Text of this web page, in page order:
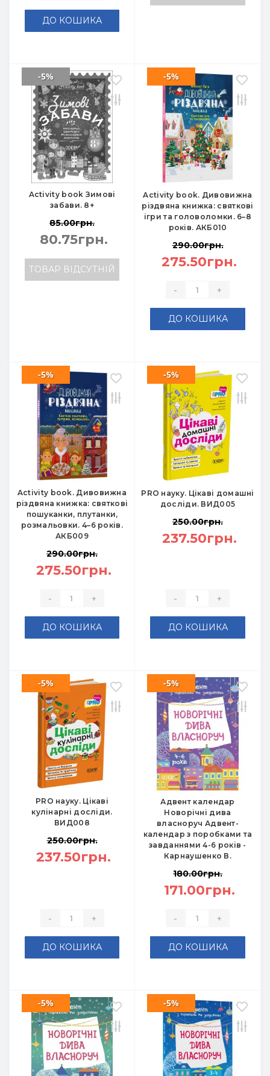
ДО КОШИКА
Activity book Зимові
забави. 8+
-5%
85.00грн.
80.75грн.
ТОВАР ВІДСУТНІЙ
Activity book. Дивовижна
різдвяна книжка: святкові
ігри та головоломки. 6–8
років. АКБ010
-5%
290.00грн.
275.50грн.
- +
ДО КОШИКА
Activity book. Дивовижна
різдвяна книжка: святкові
пошуканки, плутанки,
розмальовки. 4–6 років.
АКБ009
-5%
290.00грн.
275.50грн.
- +
ДО КОШИКА
PRO науку. Цікаві домашні
досліди. ВИД005
-5%
250.00грн.
237.50грн.
- +
ДО КОШИКА
PRO науку. Цікаві
кулінарні досліди.
ВИД008
-5%
250.00грн.
237.50грн.
- +
ДО КОШИКА
Адвент календар
Новорічні дива
власноруч Адвент-
календар з поробками та
завданнями 4-6 років -
Карнаушенко В.
-5%
180.00грн.
171.00грн.
- +
ДО КОШИКА
-5% -5%